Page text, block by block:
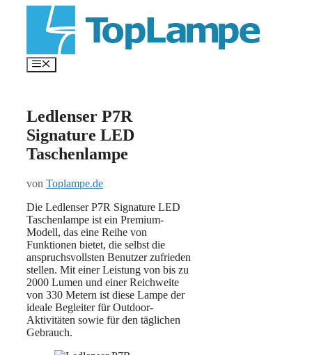
Menü
Ledlenser P7R
Signature LED
Taschenlampe
von Toplampe.de
Die Ledlenser P7R Signature LED
Taschenlampe ist ein Premium-
Modell, das eine Reihe von
Funktionen bietet, die selbst die
anspruchsvollsten Benutzer zufrieden
stellen. Mit einer Leistung von bis zu
2000 Lumen und einer Reichweite
von 330 Metern ist diese Lampe der
ideale Begleiter für Outdoor-
Aktivitäten sowie für den täglichen
Gebrauch.